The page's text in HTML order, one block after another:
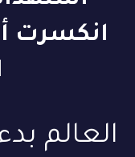
انكسرت
العالم